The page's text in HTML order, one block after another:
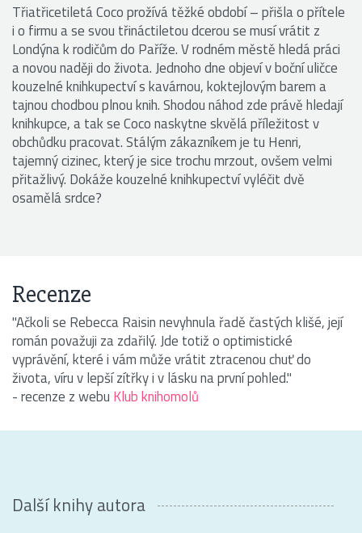
Třiatřicetiletá Coco prožívá těžké období – přišla o přítele
i o firmu a se svou třináctiletou dcerou se musí vrátit z
Londýna k rodičům do Paříže. V rodném městě hledá práci
a novou naději do života. Jednoho dne objeví v boční uličce
kouzelné knihkupectví s kavárnou, koktejlovým barem a
tajnou chodbou plnou knih. Shodou náhod zde právě hledají
knihkupce, a tak se Coco naskytne skvělá příležitost v
obchůdku pracovat. Stálým zákazníkem je tu Henri,
tajemný cizinec, který je sice trochu mrzout, ovšem velmi
přitažlivý. Dokáže kouzelné knihkupectví vyléčit dvě
osamělá srdce?
Recenze
"Ačkoli se Rebecca Raisin nevyhnula řadě častých klišé, její
román považuji za zdařilý. Jde totiž o optimistické
vyprávění, které i vám může vrátit ztracenou chuť do
života, víru v lepší zítřky i v lásku na první pohled."
- recenze z webu Klub knihomolů
Další knihy autora